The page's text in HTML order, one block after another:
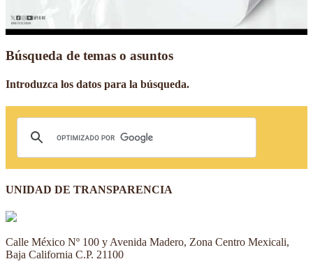
Búsqueda de temas o asuntos
Introduzca los datos para la búsqueda.
UNIDAD DE TRANSPARENCIA
Calle México Nº 100 y Avenida Madero, Zona Centro Mexicali,
Baja California C.P. 21100